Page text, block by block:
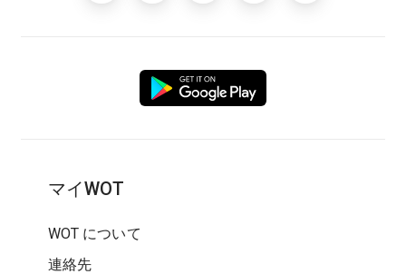
マイWOT
WOT について
連絡先